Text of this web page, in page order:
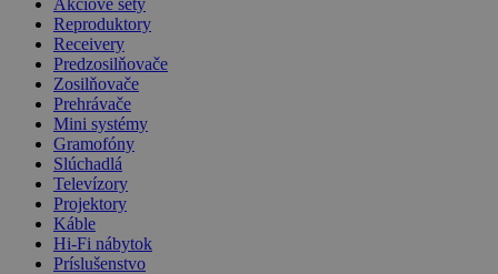
Akciové sety
Reproduktory
Receivery
Predzosilňovače
Zosilňovače
Prehrávače
Mini systémy
Gramofóny
Slúchadlá
Televízory
Projektory
Káble
Hi-Fi nábytok
Príslušenstvo